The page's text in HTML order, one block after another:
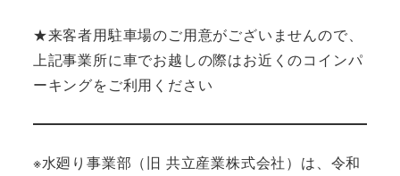
★来客者用駐車場のご用意がございませんので、
上記事業所に車でお越しの際はお近くのコインパ
ーキングをご利用ください
※水廻り事業部（旧 共立産業株式会社）は、令和